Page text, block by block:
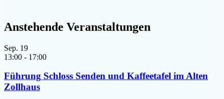
Anstehende Veranstaltungen
Sep. 19
13:00 - 17:00
Führung Schloss Senden und Kaffeetafel im Alten
Zollhaus